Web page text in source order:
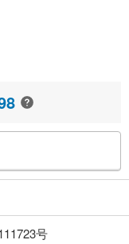
号